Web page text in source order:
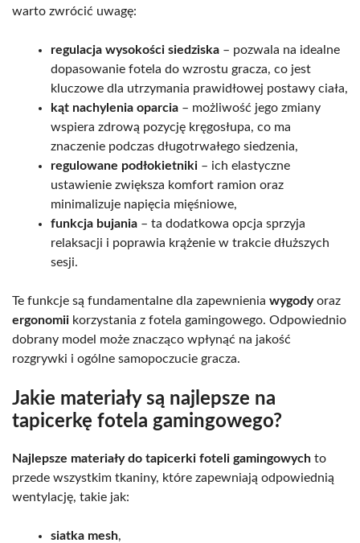
warto zwrócić uwagę:
regulacja wysokości siedziska – pozwala na idealne
dopasowanie fotela do wzrostu gracza, co jest
kluczowe dla utrzymania prawidłowej postawy ciała,
kąt nachylenia oparcia – możliwość jego zmiany
wspiera zdrową pozycję kręgosłupa, co ma
znaczenie podczas długotrwałego siedzenia,
regulowane podłokietniki – ich elastyczne
ustawienie zwiększa komfort ramion oraz
minimalizuje napięcia mięśniowe,
funkcja bujania – ta dodatkowa opcja sprzyja
relaksacji i poprawia krążenie w trakcie dłuższych
sesji.
Te funkcje są fundamentalne dla zapewnienia wygodyoraz
ergonomii korzystania z fotela gamingowego. Odpowiednio
dobrany model może znacząco wpłynąć na jakość
rozgrywki i ogólne samopoczucie gracza.
Jakie materiały są najlepsze na
tapicerkę fotela gamingowego?
Najlepsze materiały do tapicerki foteli gamingowych to
przede wszystkim tkaniny, które zapewniają odpowiednią
wentylację, takie jak:
siatka mesh,